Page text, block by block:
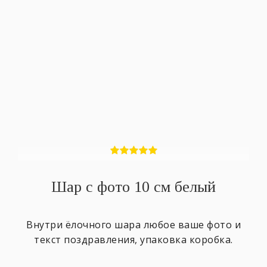
Шар с фото 10 см белый
Внутри ёлочного шара любое ваше фото и
текст поздравления, упаковка коробка.